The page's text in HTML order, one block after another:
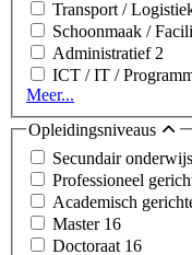
Transport /
Schoonmaak /
Administratief2
ICT / IT /
Meer...
Opleidingsniveaus
Secundair onderwijs
Professioneel
Academisch
Master 16
Doctoraat 16